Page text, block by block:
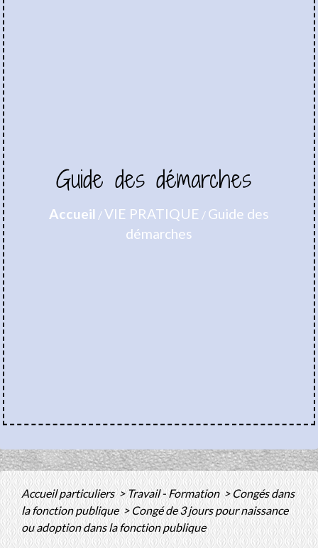
Guide des démarches
Accueil /VIE PRATIQUE / Guide des
démarches
Accueil particuliers> Travail - Formation > Congés dans
la fonction publique> Congé de 3 jours pour naissance
ou adoption dans la fonction publique